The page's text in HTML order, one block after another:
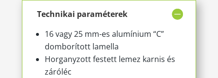
Technikai paraméterek
16 vagy 25 mm-es alumínium “C”
domborított lamella
Horganyzott festett lemez karnis és
záróléc